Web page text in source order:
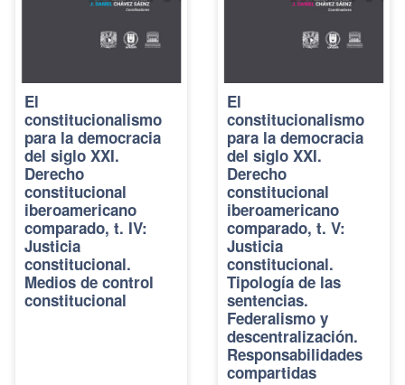
El
constitucionalismo
para la democracia
del siglo XXI.
Derecho
constitucional
iberoamericano
comparado, t. IV:
Justicia
constitucional.
Medios de control
constitucional
El
constitucionalismo
para la democracia
del siglo XXI.
Derecho
constitucional
iberoamericano
comparado, t. V:
Justicia
constitucional.
Tipología de las
sentencias.
Federalismo y
descentralización.
Responsabilidades
compartidas